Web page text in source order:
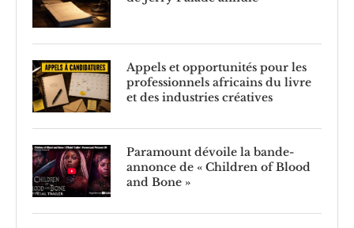
Appels et opportunités pour les
professionnels africains du livre
et des industries créatives
Paramount dévoile la bande-
annonce de « Children of Blood
and Bone »